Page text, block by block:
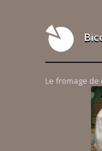
Le fromage de